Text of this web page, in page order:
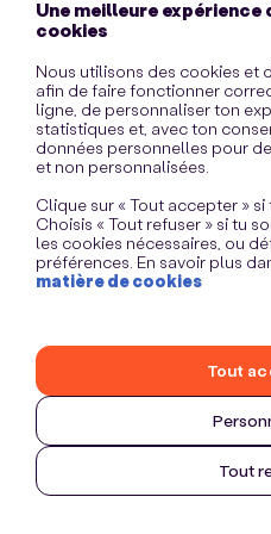
Une meilleure expérience
cookies
Nous utilisons des cookies et
afin de faire fonctionner
ligne, de personnaliser ton
statistiques et, avec ton
données personnelles pour
et non personnalisées.
Clique sur « Tout accepter »
Choisis « Tout refuser » si tu
les cookies nécessaires, ou
préférences. En savoir plus
matière de cookies
Tout
Tout